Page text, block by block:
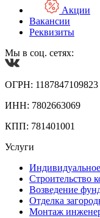
Акции
Вакансии
Реквизиты
Мы в соц. сетях:
ОГРН: 1187847109823
ИНН: 7802663069
КПП: 781401001
Услуги
Строительство
Возведение
Отделка
Монтаж